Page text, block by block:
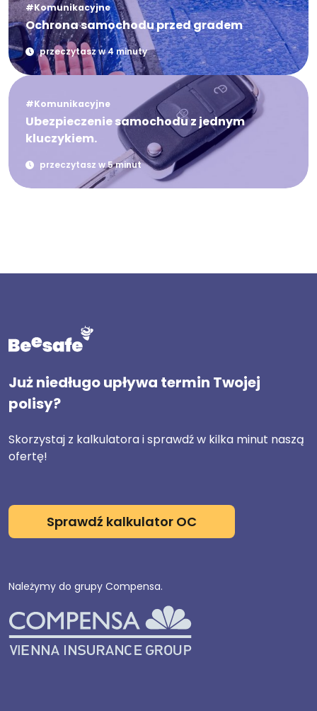
#Komunikacyjne
Ochrona samochodu przed gradem
przeczytasz w 4 minuty
#Komunikacyjne
Ubezpieczenie samochodu z jednym
kluczykiem.
przeczytasz w 5 minut
Już niedługo upływa termin Twojej
polisy?
Skorzystaj z kalkulatora i sprawdź w kilka minut naszą
ofertę!
Sprawdź kalkulator OC
Należymy do grupy Compensa.